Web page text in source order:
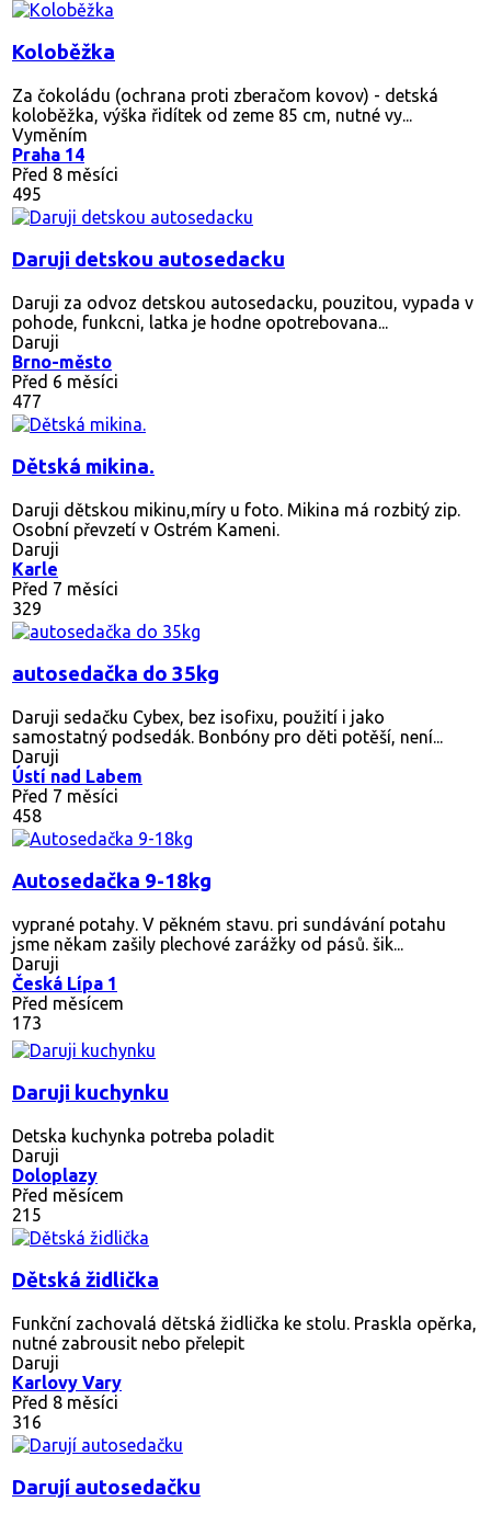
Koloběžka
Za čokoládu (ochrana proti zberačom kovov) - detská
koloběžka, výška řidítek od zeme 85 cm, nutné vy...
Vyměním
Praha 14
Před 8 měsíci
495
Daruji detskou autosedacku
Daruji za odvoz detskou autosedacku, pouzitou, vypada v
pohode, funkcni, latka je hodne opotrebovana...
Daruji
Brno-město
Před 6 měsíci
477
Dětská mikina.
Daruji dětskou mikinu,míry u foto. Mikina má rozbitý zip.
Osobní převzetí v Ostrém Kameni.
Daruji
Karle
Před 7 měsíci
329
autosedačka do 35kg
Daruji sedačku Cybex, bez isofixu, použití i jako
samostatný podsedák. Bonbóny pro děti potěší, není...
Daruji
Ústí nad Labem
Před 7 měsíci
458
Autosedačka 9-18kg
vyprané potahy. V pěkném stavu. pri sundávání potahu
jsme někam zašily plechové zarážky od pásů. šik...
Daruji
Česká Lípa 1
Před měsícem
173
Daruji kuchynku
Detska kuchynka potreba poladit
Daruji
Doloplazy
Před měsícem
215
Dětská židlička
Funkční zachovalá dětská židlička ke stolu. Praskla opěrka,
nutné zabrousit nebo přelepit
Daruji
Karlovy Vary
Před 8 měsíci
316
Darují autosedačku